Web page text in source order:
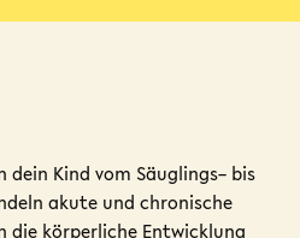
Kind vom Säuglings– bis
akute und chronische
die körperliche Entwicklung